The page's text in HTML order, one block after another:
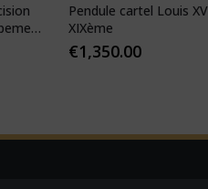
Pendule cartel Louis XV
XIXème
€1,350.00